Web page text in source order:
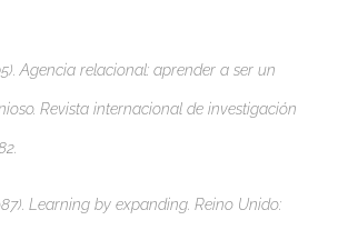
Agencia relacional: aprender a ser un
Revista internacional de investigación
Learning by expanding. Reino Unido: